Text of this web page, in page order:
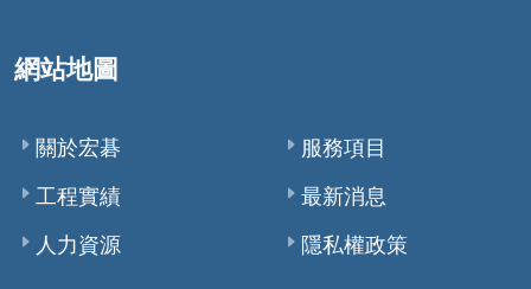
網站地圖
關於宏碁
工程實績
人力資源
服務項目
最新消息
隱私權政策